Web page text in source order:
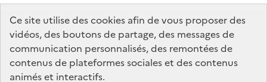
Ce site utilise des cookies afin de vous proposer des
vidéos, des boutons de partage, des messages de
communication personnalisés, des remontées de
contenus de plateformes sociales et des contenus
animés et interactifs.
legifrance.gouv.fr
info.gouv.fr
service-public.gouv.fr
data.gouv.fr